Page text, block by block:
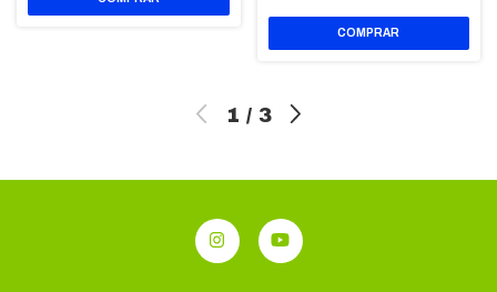
1 / 3